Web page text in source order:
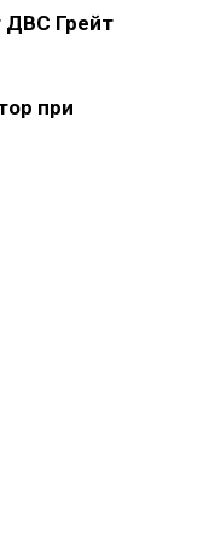
ДВС Грейт
при